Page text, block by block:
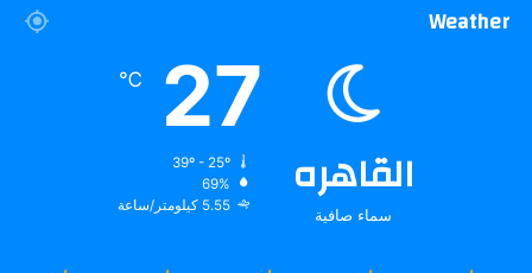
Weather
القاهره
سماء صافية
27
℃
69%
5.55 كيلومتر/ساعة